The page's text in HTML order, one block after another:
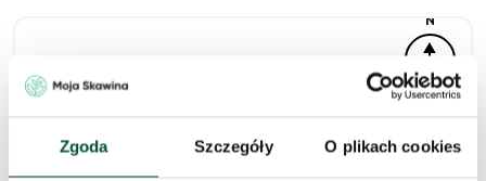
Zgoda Szczegóły O plikach cookies
N